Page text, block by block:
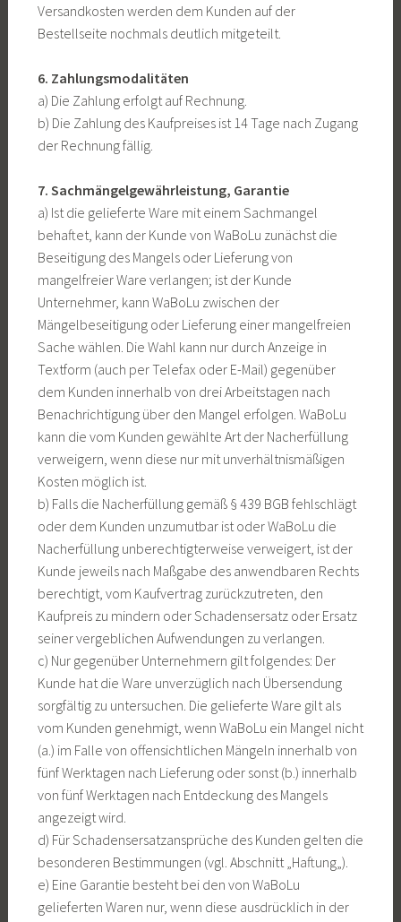
Versandkosten werden dem Kunden auf der
Bestellseite nochmals deutlich mitgeteilt.
6. Zahlungsmodalitäten
a) Die Zahlung erfolgt auf Rechnung.
b) Die Zahlung des Kaufpreises ist 14 Tage nach Zugang
der Rechnung fällig.
7. Sachmängelgewährleistung, Garantie
a) Ist die gelieferte Ware mit einem Sachmangel
behaftet, kann der Kunde von WaBoLu zunächst die
Beseitigung des Mangels oder Lieferung von
mangelfreier Ware verlangen; ist der Kunde
Unternehmer, kann WaBoLu zwischen der
Mängelbeseitigung oder Lieferung einer mangelfreien
Sache wählen. Die Wahl kann nur durch Anzeige in
Textform (auch per Telefax oder E-Mail) gegenüber
dem Kunden innerhalb von drei Arbeitstagen nach
Benachrichtigung über den Mangel erfolgen. WaBoLu
kann die vom Kunden gewählte Art der Nacherfüllung
verweigern, wenn diese nur mit unverhältnismäßigen
Kosten möglich ist.
b) Falls die Nacherfüllung gemäß § 439 BGB fehlschlägt
oder dem Kunden unzumutbar ist oder WaBoLu die
Nacherfüllung unberechtigterweise verweigert, ist der
Kunde jeweils nach Maßgabe des anwendbaren Rechts
berechtigt, vom Kaufvertrag zurückzutreten, den
Kaufpreis zu mindern oder Schadensersatz oder Ersatz
seiner vergeblichen Aufwendungen zu verlangen.
c) Nur gegenüber Unternehmern gilt folgendes: Der
Kunde hat die Ware unverzüglich nach Übersendung
sorgfältig zu untersuchen. Die gelieferte Ware gilt als
vom Kunden genehmigt, wenn WaBoLu ein Mangel nicht
(a.) im Falle von offensichtlichen Mängeln innerhalb von
fünf Werktagen nach Lieferung oder sonst (b.) innerhalb
von fünf Werktagen nach Entdeckung des Mangels
angezeigt wird.
d) Für Schadensersatzansprüche des Kunden gelten die
besonderen Bestimmungen (vgl. Abschnitt „Haftung„).
e) Eine Garantie besteht bei den von WaBoLu
gelieferten Waren nur, wenn diese ausdrücklich in der